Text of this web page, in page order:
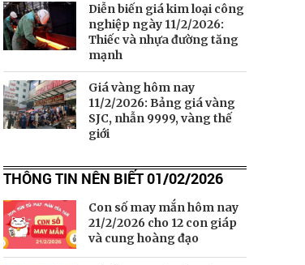
Diễn biến giá kim loại công
nghiệp ngày 11/2/2026:
Thiếc và nhựa đường tăng
mạnh
Giá vàng hôm nay
11/2/2026: Bảng giá vàng
SJC, nhẫn 9999, vàng thế
giới
THÔNG TIN NÊN BIẾT 01/02/2026
Con số may mắn hôm nay
21/2/2026 cho 12 con giáp
và cung hoàng đạo